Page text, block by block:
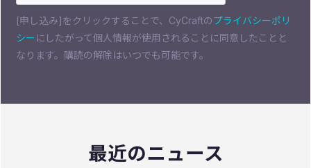
[申し込み]をクリックすることで、CyCraftのプライバシーポリ
シー にしたがって個人情報が使用されることに同意したことと
なります。購読の解除はいつでも可能です。
最近のニュース